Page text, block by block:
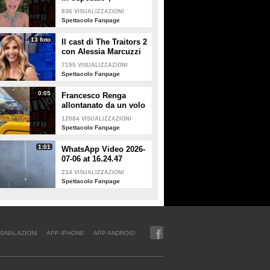
Alessandra Mussolini
smentisce: "È serena e
836 VISUALIZZAZIONI
Spettacolo Fanpage
13 foto
Il cast di The Traitors 2
con Alessia Marcuzzi
7155 VISUALIZZAZIONI
Spettacolo Fanpage
0:05
Francesco Renga
allontanato da un volo
Ryanair dopo una
discussione con gli
12084 VISUALIZZAZIONI
Spettacolo Fanpage
1:01
WhatsApp Video 2026-
07-06 at 16.24.47
234 VISUALIZZAZIONI
Spettacolo Fanpage
APP IPHONE APP ANDROID